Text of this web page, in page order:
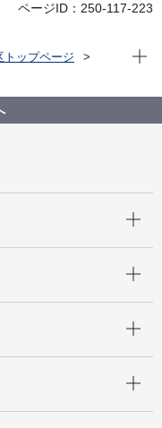
ページID：250-117-223
トップページ
道
Ｂ－３
現在